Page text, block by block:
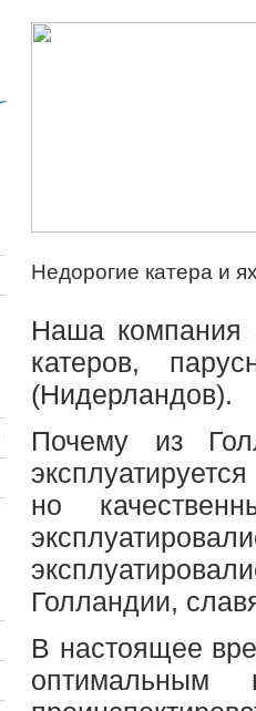
Недорогие катера и
Наша компания
катеров,
(Нидерландов).
Почему из
но
Голландии,
В настоящее